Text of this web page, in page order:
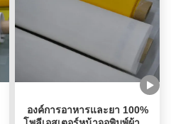
องค์การอาหารและยา 100%